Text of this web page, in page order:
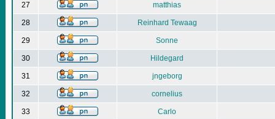
27 matthias
28 Reinhard Tewaag
29 Sonne
30 Hildegard
31 jngeborg
32 cornelius
33 Carlo